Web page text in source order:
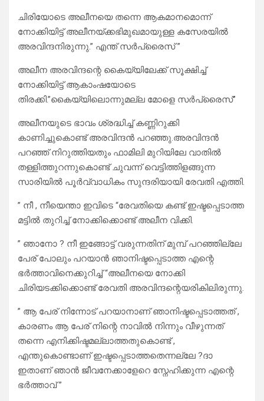
ചിരിയോടെ അലീനയെ തന്നെ ആകമാനമൊന്ന്
നോക്കിയിട്ട് അലീനയ്ക്കഭിമുഖമായുള്ള കസേരയില്‍
അരവിന്ദനിരുന്നു.” എന്ത് സര്‍പ്രൈസ് ”
അലീന അരവിന്ദന്റെ കൈയ്യിലേക്ക് സൂക്ഷിച്ച്
നോക്കിയിട്ട് ആകാംഷയോടെ
തിരക്കി.”കൈയ്യിലൊന്നുമല്ല മോളെ സര്‍പ്രൈസ്”
അലീനയുടെ ഭാവം ശ്രദ്ധിച്ച് കണ്ണിറുക്കി
കാണിച്ചുകൊണ്ട് അരവിന്ദന്‍ പറഞ്ഞു.അരവിന്ദന്‍
പറഞ്ഞ് നിറുത്തിയതും ഫാമിലി മുറിയിലേ വാതില്‍
തള്ളിത്തുറന്നുകൊണ്ട് ചുവന്ന് വെട്ടിത്തിളങ്ങുന്ന
സാരിയില്‍ പൂര്‍വ്വാധികം സുന്ദരിയായി രേവതി എത്തി.
” നീ , നീയെന്താ ഇവിടെ “രേവതിയെ കണ്ട് ഇഷ്ടപ്പെടാത്ത
മട്ടില്‍ തുറിച്ച് നോക്കിക്കൊണ്ട് അലീന വിക്കി.
” ഞാനോ ? നീ ഇങ്ങോട്ട് വരുന്നതിന് മുമ്പ് പറഞ്ഞില്ലേ
പേര് പോലും പറയാന്‍ ഞാനിഷ്ടപ്പെടാത്ത എന്റെ
ഭര്‍ത്താവിനെക്കുറിച്ച് “അലീനയെ നോക്കി
ചിരിയടക്കിക്കൊണ്ട് രേവതി അരവിന്ദന്റെയരികിലിരുന്നു.
” ആ പേര് നിന്നോട് പറയാനാണ് ഞാനിഷ്ടപ്പെടാത്തത് ,
കാരണം ആ പേര് നിന്റെ നാവില്‍ നിന്നും വീഴുന്നത്
തന്നെ എനിക്കിഷ്ടമല്ലാത്തതുകൊണ്ട് ,
എന്തുകൊണ്ടാണ് ഇഷ്ടപ്പെടാത്തതെന്നല്ലേ ?ദാ
ഇതാണ് ഞാന്‍ ജീവനേക്കാളേറെ സ്നേഹിക്കുന്ന എന്റെ
ഭര്‍ത്താവ് ”